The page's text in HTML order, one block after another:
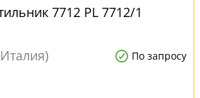
7712 PL 7712/1
По запросу